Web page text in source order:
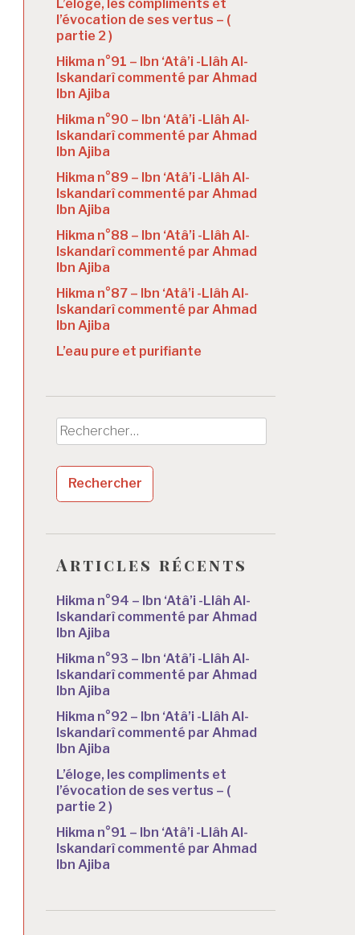
L’éloge, les compliments et
l’évocation de ses vertus – (
partie 2 )
Hikma n°91 – Ibn ‘Atâ’i -Llâh Al-
Iskandarî commenté par Ahmad
Ibn Ajiba
Hikma n°90 – Ibn ‘Atâ’i -Llâh Al-
Iskandarî commenté par Ahmad
Ibn Ajiba
Hikma n°89 – Ibn ‘Atâ’i -Llâh Al-
Iskandarî commenté par Ahmad
Ibn Ajiba
Hikma n°88 – Ibn ‘Atâ’i -Llâh Al-
Iskandarî commenté par Ahmad
Ibn Ajiba
Hikma n°87 – Ibn ‘Atâ’i -Llâh Al-
Iskandarî commenté par Ahmad
Ibn Ajiba
L’eau pure et purifiante
Rechercher :
Articles récents
Hikma n°94 – Ibn ‘Atâ’i -Llâh Al-
Iskandarî commenté par Ahmad
Ibn Ajiba
Hikma n°93 – Ibn ‘Atâ’i -Llâh Al-
Iskandarî commenté par Ahmad
Ibn Ajiba
Hikma n°92 – Ibn ‘Atâ’i -Llâh Al-
Iskandarî commenté par Ahmad
Ibn Ajiba
L’éloge, les compliments et
l’évocation de ses vertus – (
partie 2 )
Hikma n°91 – Ibn ‘Atâ’i -Llâh Al-
Iskandarî commenté par Ahmad
Ibn Ajiba